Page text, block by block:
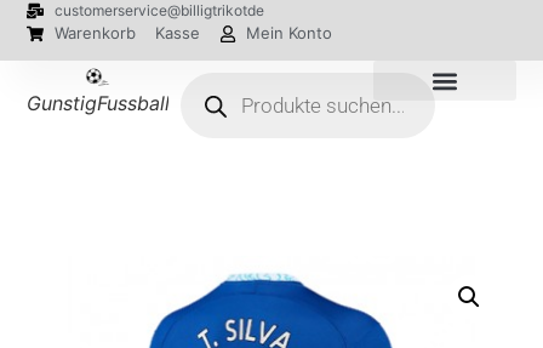
customerservice@billigtrikotde
Warenkorb Kasse Mein Konto
GunstigFussballTrikot